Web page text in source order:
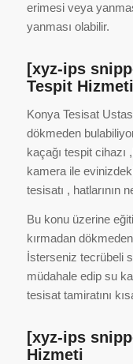
erimesi veya
yanması olabilir.
[xyz-ips
Tespit Hizmeti
Konya Tesisat
dökmeden
kaçağı tespit cihazı
kamera ile
tesisatı , hatlarının
Bu konu üzerine
kırmadan
İsterseniz tecrübeli
müdahale edip su
tesisat tamiratını
[xyz-ips
Hizmeti